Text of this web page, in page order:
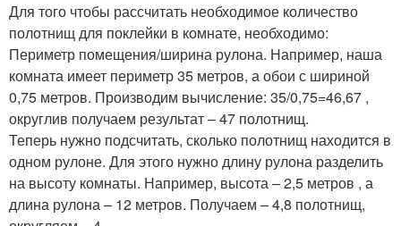
Для того чтобы рассчитать необходимое количество
полотнищ для поклейки в комнате, необходимо:
Периметр помещения/ширина рулона. Например, наша
комната имеет периметр 35 метров, а обои с шириной
0,75 метров. Производим вычисление: 35/0,75=46,67 ,
округлив получаем результат – 47 полотнищ.
Теперь нужно подсчитать, сколько полотнищ находится в
одном рулоне. Для этого нужно длину рулона разделить
на высоту комнаты. Например, высота – 2,5 метров , а
длина рулона – 12 метров. Получаем – 4,8 полотнищ,